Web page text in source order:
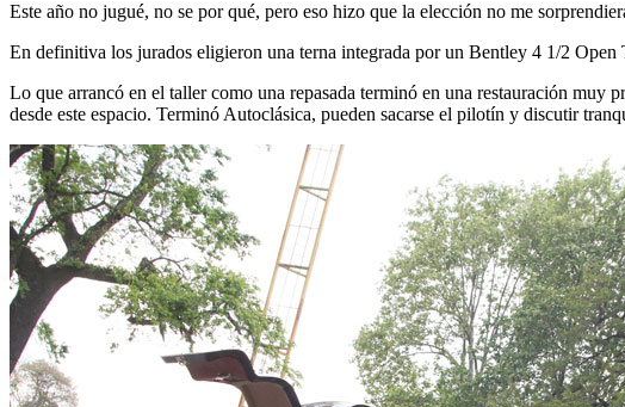
Este año no jugué, no se por qué, pero eso hizo que la elección no me
En definitiva los jurados eligieron una terna integrada por un Bentley 4 1/2
Lo que arrancó en el taller como una repasada terminó en una restauración
desde este espacio. Terminó Autoclásica, pueden sacarse el pilotín y discutir